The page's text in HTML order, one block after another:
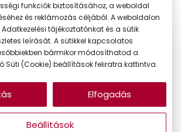
Ft
szemüvegkeretre vonatkozik.
funkciók biztosításához, a weboldal
és reklámozás céljából. A weboldalon
tájékoztatónkat és a sütik
leírását. A sütikkel kapcsolatos
bármikor módosíthatod a
Süti (Cookie) beállítások feliratra kattintva.
Beállítások
Elfogadás